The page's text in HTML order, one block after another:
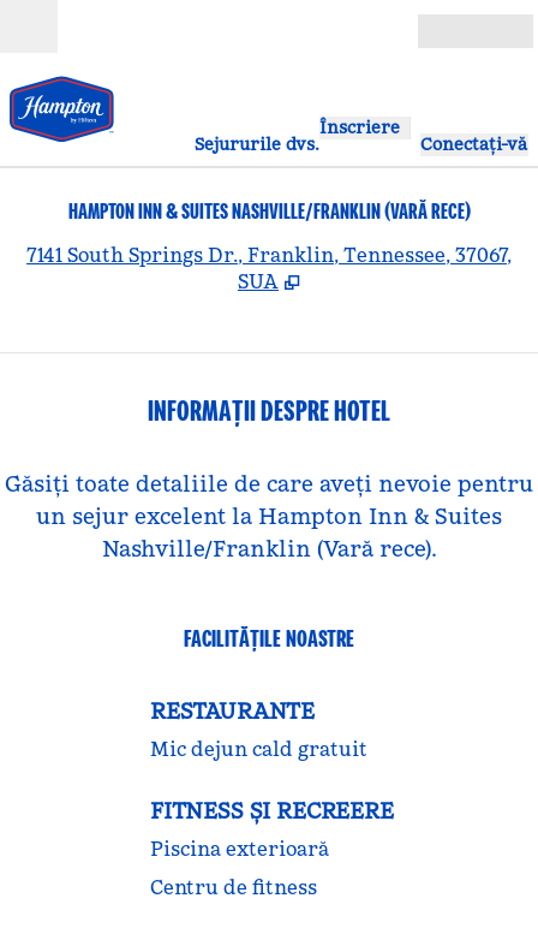
Sejururile dvs.
Înscriere
Conectați-vă
HAMPTON INN & SUITES NASHVILLE/FRANKLIN (VARĂ RECE)
7141 South Springs Dr., Franklin, Tennessee, 37067,
SUA
INFORMAȚII DESPRE HOTEL
Găsiți toate detaliile de care aveți nevoie pentru
un sejur excelent la Hampton Inn & Suites
Nashville/Franklin (Vară rece).
FACILITĂŢILE NOASTRE
RESTAURANTE
Mic dejun cald gratuit
FITNESS ŞI RECREERE
Piscina exterioară
Centru de fitness